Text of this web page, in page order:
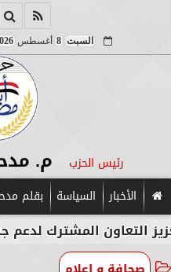
السبت 8 أغسطس
رئيس الحزب م.
الأخبار السياسة بقلم
المشترك لدعم جهود